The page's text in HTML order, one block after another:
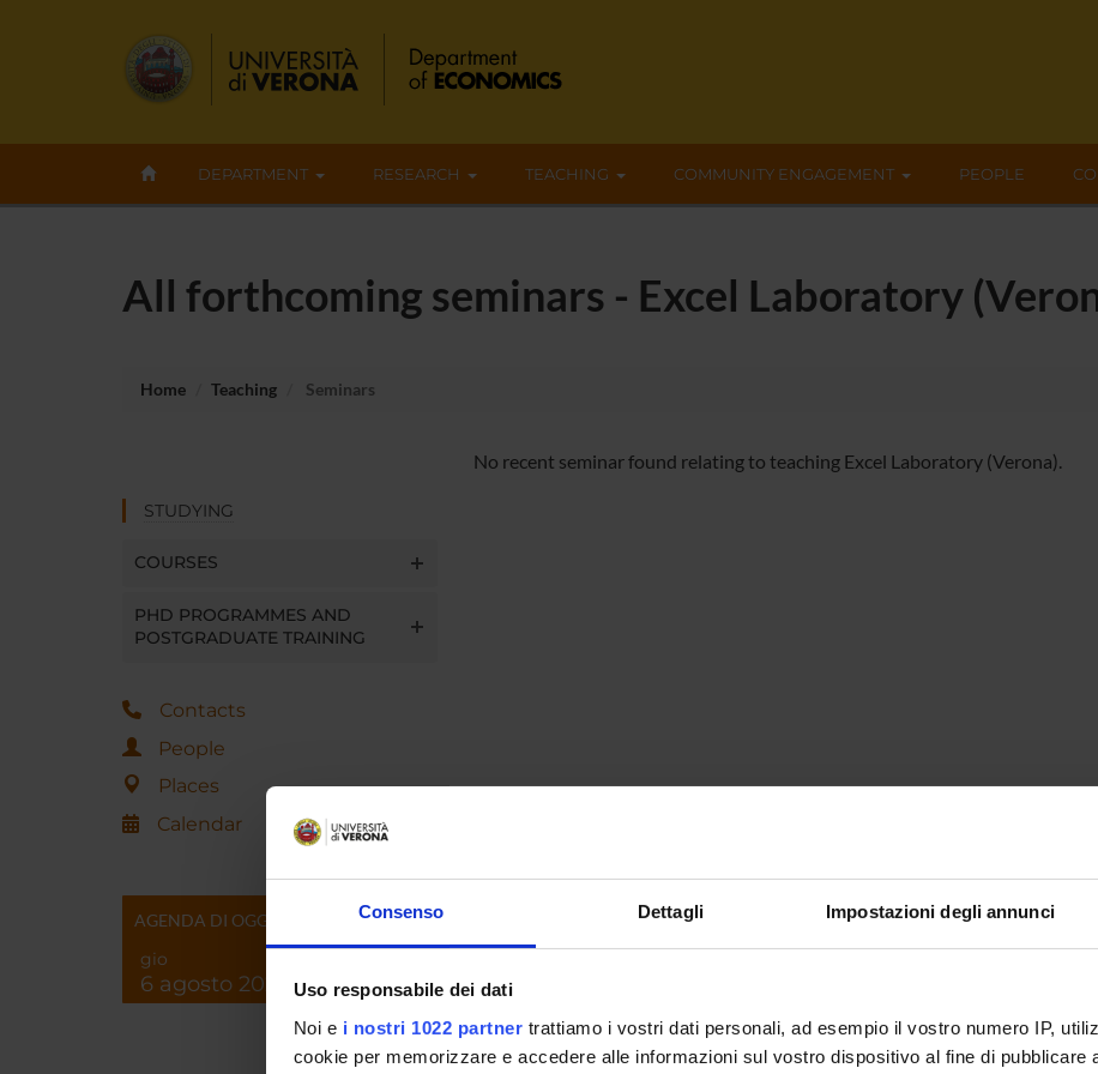
Consenso Dettagli Impostazioni degli annunci
Uso responsabile dei dati
Noi e i nostri 1022 partner trattiamo i vostri dati personali, ad esempio il vostro numero IP,
cookie per memorizzare e accedere alle informazioni sul vostro dispositivo al fine di pubblicare
DEPARTMENT RESEARCH TEACHING COMMUNITY ENGAGEMENT PEOPLE
All forthcoming seminars - Excel Laboratory
Home Teaching Seminars
STUDYING
COURSES
PHD PROGRAMMES AND
POSTGRADUATE TRAINING
Contacts
People
Places
Calendar
AGENDA DI OGGI
gio
6 agosto 2026
No recent seminar found relating to teaching Excel Laboratory (Verona).